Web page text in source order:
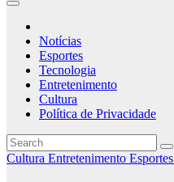
Notícias
Esportes
Tecnologia
Entretenimento
Cultura
Política de Privacidade
Cultura Entretenimento Esportes